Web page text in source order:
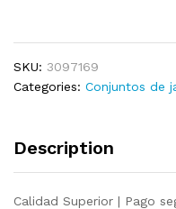
madera
maciza
quantity
SKU: 3097169
Categories: Conjuntos de
Description
Calidad Superior | Pago